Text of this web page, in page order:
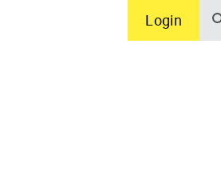
Login